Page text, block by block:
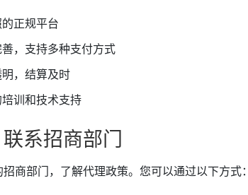
正规平台
，支持多种支付方式
，结算及时
训和技术支持
系招商部门
商部门，了解代理政策。您可以通过以下方式：